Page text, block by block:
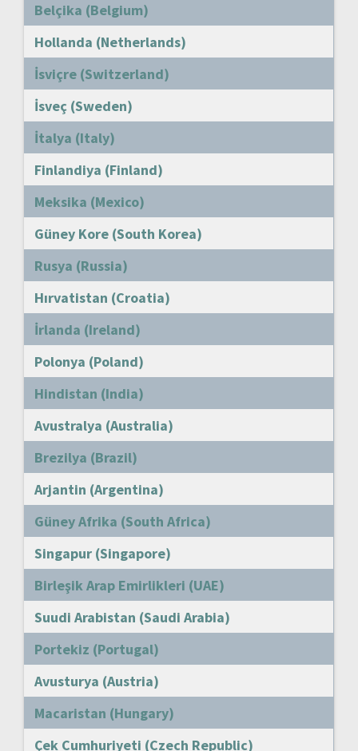
Belçika (Belgium)
Hollanda (Netherlands)
İsviçre (Switzerland)
İsveç (Sweden)
İtalya (Italy)
Finlandiya (Finland)
Meksika (Mexico)
Güney Kore (South Korea)
Rusya (Russia)
Hırvatistan (Croatia)
İrlanda (Ireland)
Polonya (Poland)
Hindistan (India)
Avustralya (Australia)
Brezilya (Brazil)
Arjantin (Argentina)
Güney Afrika (South Africa)
Singapur (Singapore)
Birleşik Arap Emirlikleri (UAE)
Suudi Arabistan (Saudi Arabia)
Portekiz (Portugal)
Avusturya (Austria)
Macaristan (Hungary)
Çek Cumhuriyeti (Czech Republic)